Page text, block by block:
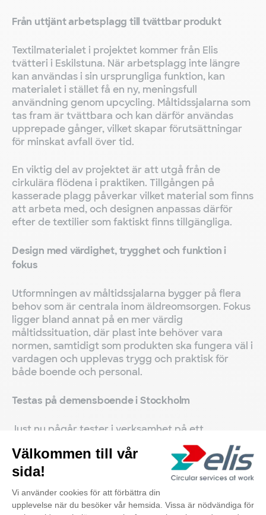
Från uttjänt arbetsplagg till tvättbar produkt
Textilmaterialet i projektet kommer från Elis
tvätteri i Eskilstuna. När arbetsplagg inte längre
kan användas i sin ursprungliga funktion, kan
materialet i stället få en ny, meningsfull
användning genom upcycling. Måltidssjalarna som
tas fram är tvättbara och kan därför användas
upprepade gånger, vilket skapar förutsättningar
för minskat avfall över tid.
En viktig del av projektet är att utgå från de
cirkulära flödena i praktiken. Tillgången på
kasserade plagg påverkar vilket material som finns
att arbeta med, och designen anpassas därför
efter de textilier som faktiskt finns tillgängliga.
Design med värdighet, trygghet och funktion i
fokus
Utformningen av måltidssjalarna bygger på flera
behov som är centrala inom äldreomsorgen. Fokus
ligger bland annat på en mer värdig
måltidssituation, där plast inte behöver vara
normen, samtidigt som produkten ska fungera väl i
vardagen och upplevas trygg och praktisk för
både boende och personal.
Testas på demensboende i Stockholm
Just nu pågår tester i verksamhet på ett
demensboende inom Stockholms stad. Där får
både personal och boende möjlighet att prova
produkterna och lämna feedback på funktion,
användning och upplevelse. Insikterna från
pilotfasen blir ett viktigt underlag för vidare
utveckling och bedömning av framtida potential.